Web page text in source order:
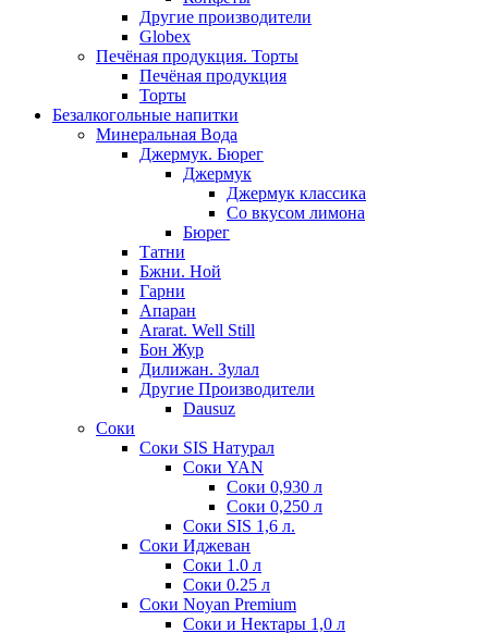
Другие производители
Globex
Печёная продукция. Торты
Печёная продукция
Торты
Безалкогольные напитки
Минеральная Вода
Джермук. Бюрег
Джермук
Джермук классика
Со вкусом лимона
Бюрег
Татни
Бжни. Ной
Гарни
Апаран
Ararat. Well Still
Бон Жур
Дилижан. Зулал
Другие Производители
Dausuz
Соки
Соки SIS Натурал
Соки YAN
Соки 0,930 л
Соки 0,250 л
Соки SIS 1,6 л.
Соки Иджеван
Соки 1.0 л
Соки 0.25 л
Соки Noyan Premium
Соки и Нектары 1,0 л